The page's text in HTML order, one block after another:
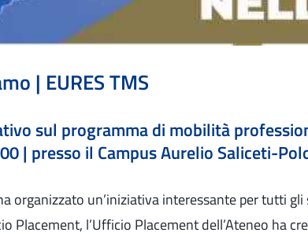
| EURES TMS
sul programma di mobilità
| presso il Campus Aurelio Saliceti-
organizzato un’iniziativa interessante per tutti
Placement, l’Ufficio Placement dell’Ateneo ha